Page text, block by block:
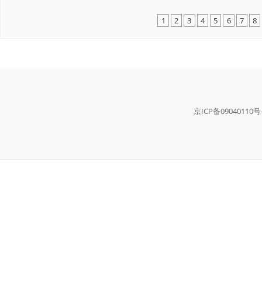
1 2 3 4 5 6 7 8
京ICP备09040110